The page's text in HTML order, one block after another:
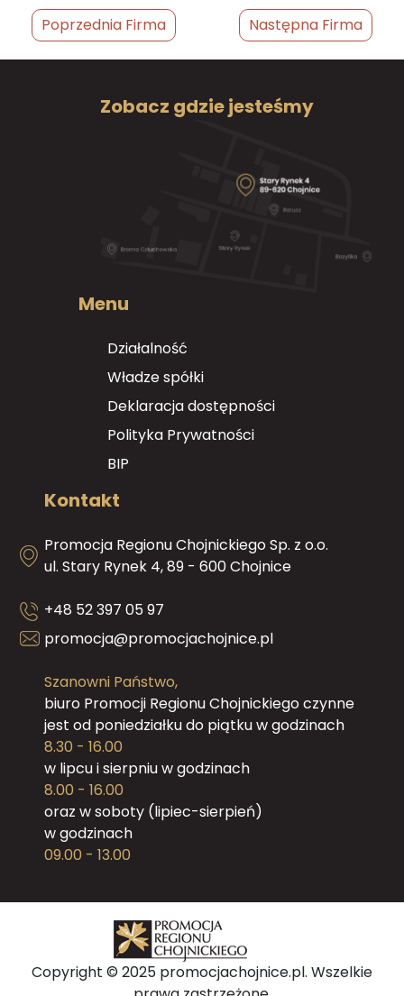
Poprzednia Firma Następna Firma
Zobacz gdzie jesteśmy
Menu
Działalność
Władze spółki
Deklaracja dostępności
Polityka Prywatności
BIP
Kontakt
Promocja Regionu Chojnickiego Sp. z o.o.
ul. Stary Rynek 4, 89 - 600 Chojnice
+48 52 397 05 97
promocja@promocjachojnice.pl
Szanowni Państwo,
biuro Promocji Regionu Chojnickiego czynne
jest od poniedziałku do piątku w godzinach
8.30 - 16.00
w lipcu i sierpniu w godzinach
8.00 - 16.00
oraz w soboty (lipiec-sierpień)
w godzinach
09.00 - 13.00
Copyright © 2025 promocjachojnice.pl. Wszelkie